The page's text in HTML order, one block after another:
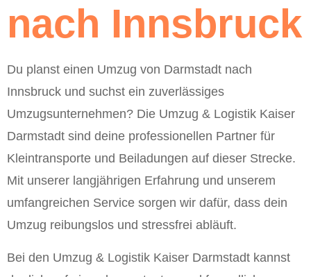
nach Innsbruck
Du planst einen Umzug von Darmstadt nach
Innsbruck und suchst ein zuverlässiges
Umzugsunternehmen? Die Umzug & Logistik Kaiser
Darmstadt sind deine professionellen Partner für
Kleintransporte und Beiladungen auf dieser Strecke.
Mit unserer langjährigen Erfahrung und unserem
umfangreichen Service sorgen wir dafür, dass dein
Umzug reibungslos und stressfrei abläuft.
Bei den Umzug & Logistik Kaiser Darmstadt kannst